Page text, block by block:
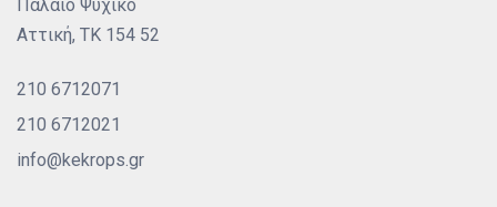
Παλαιό Ψυχικό
Αττική, ΤΚ 154 52
210 6712071
210 6712021
info@kekrops.gr